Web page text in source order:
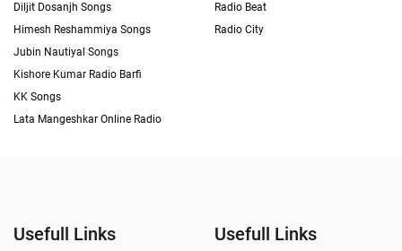
Diljit Dosanjh Songs
Himesh Reshammiya Songs
Jubin Nautiyal Songs
Kishore Kumar Radio Barfi
KK Songs
Lata Mangeshkar Online Radio
Radio Beat
Radio City
Usefull Links Usefull Links